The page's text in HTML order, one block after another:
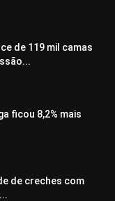
de 119 mil camas
ficou 8,2% mais
de creches com